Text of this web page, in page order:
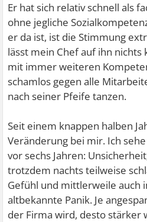
Er hat sich relativ schnell als
ohne jegliche
er da ist, ist die Stimmung
lässt mein Chef auf ihn
mit immer weiteren
schamlos gegen alle
nach seiner Pfeife tanzen.
Seit einem knappen halben
Veränderung bei mir. Ich
vor sechs Jahren:
trotzdem nachts teilweise
Gefühl und mittlerweile auch
altbekannte Panik. Je
der Firma wird, desto stärker